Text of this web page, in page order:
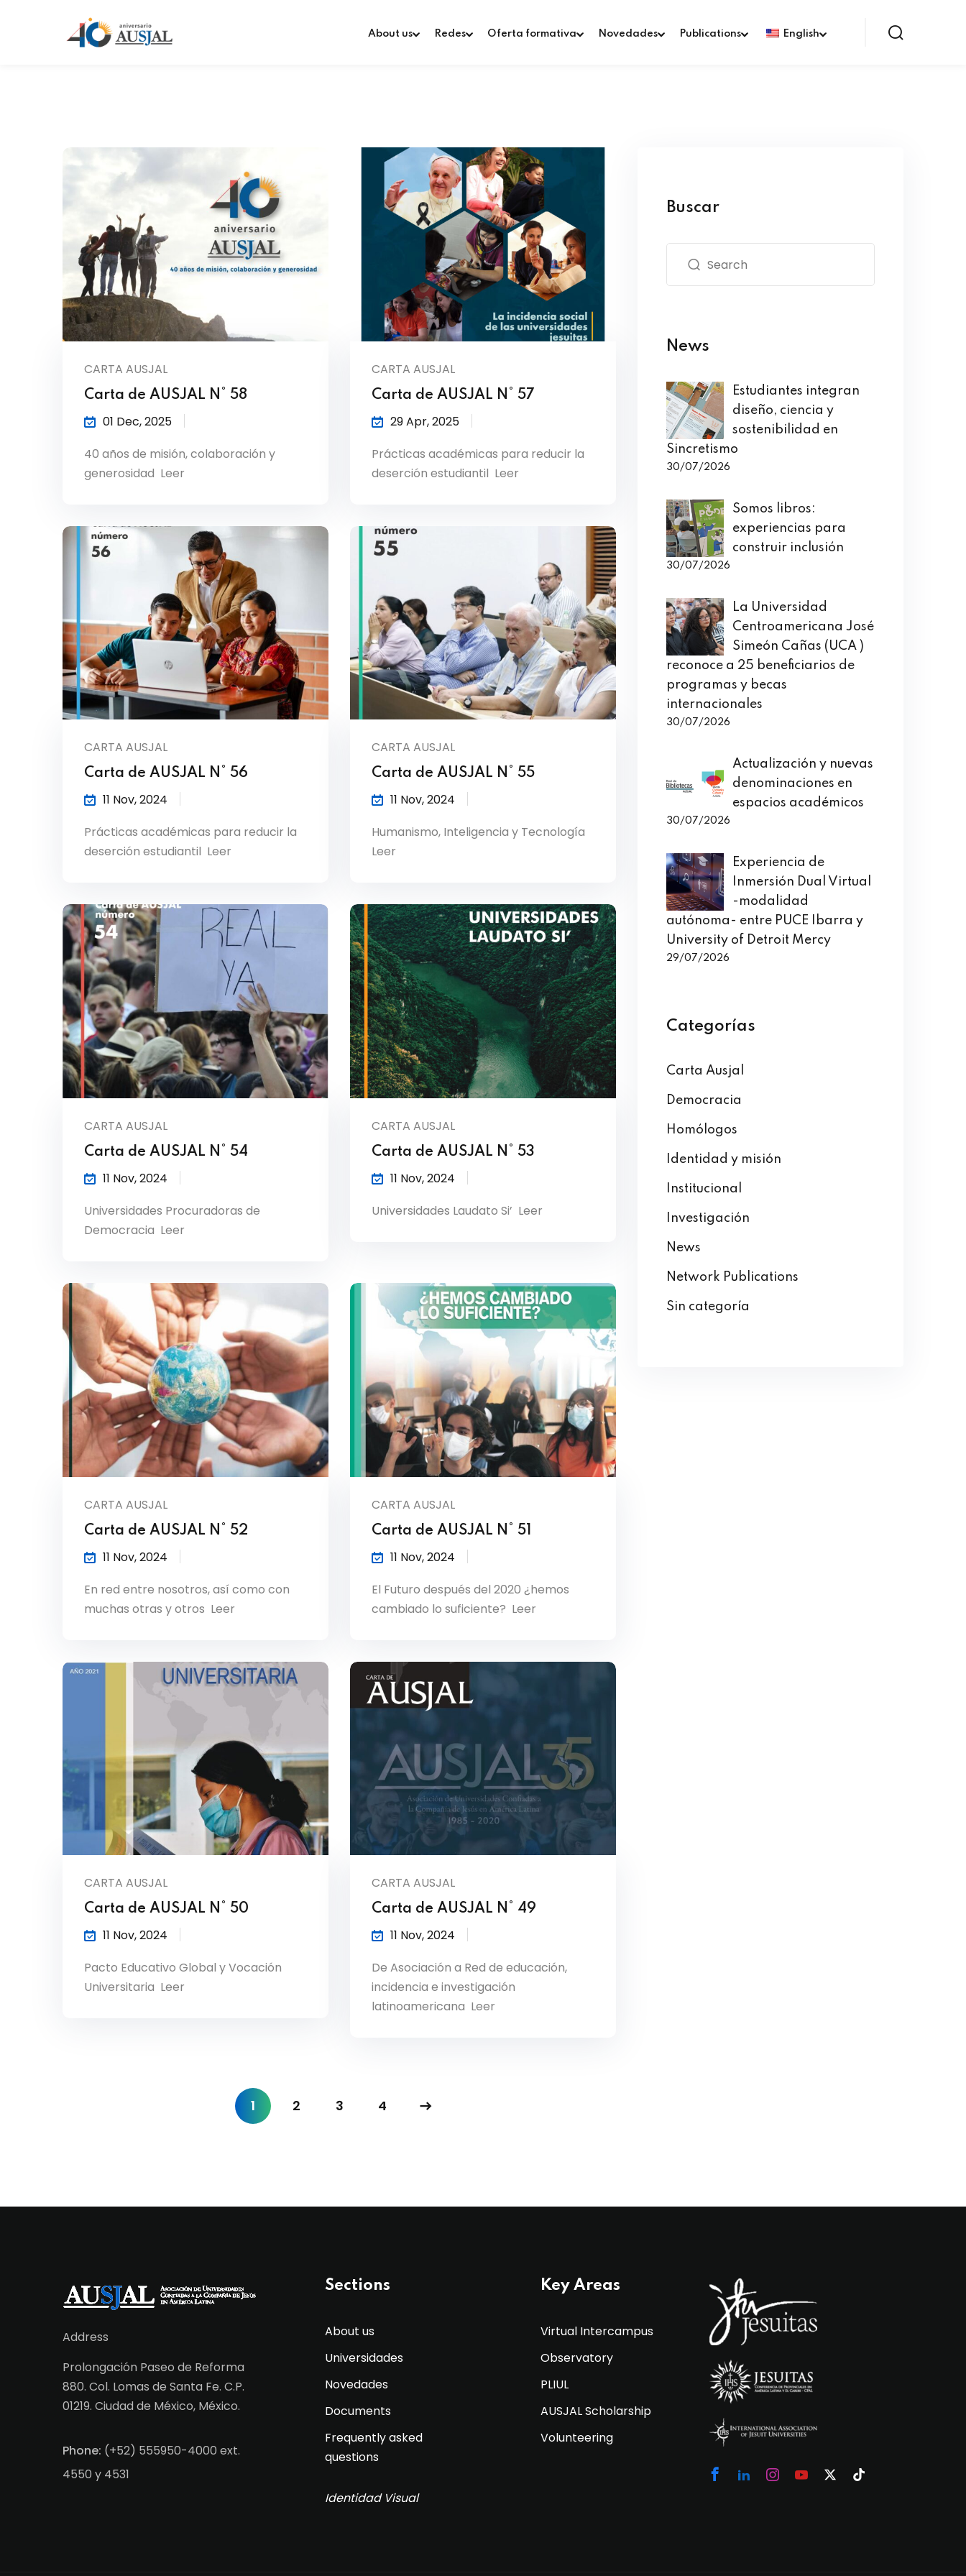
About us Redes Oferta formativa Novedades Publications English
CARTA AUSJAL
Carta de AUSJAL N° 58
01 Dec, 2025
40 años de misión, colaboración y
generosidad Leer
CARTA AUSJAL
Carta de AUSJAL N° 57
29 Apr, 2025
Prácticas académicas para reducir la
deserción estudiantil Leer
CARTA AUSJAL
Carta de AUSJAL N° 56
11 Nov, 2024
Prácticas académicas para reducir la
deserción estudiantil Leer
CARTA AUSJAL
Carta de AUSJAL N° 55
11 Nov, 2024
Humanismo, Inteligencia y Tecnología
Leer
CARTA AUSJAL
Carta de AUSJAL N° 54
11 Nov, 2024
Universidades Procuradoras de
Democracia Leer
CARTA AUSJAL
Carta de AUSJAL N° 53
11 Nov, 2024
Universidades Laudato Si’ Leer
CARTA AUSJAL
Carta de AUSJAL N° 52
11 Nov, 2024
En red entre nosotros, así como con
muchas otras y otros Leer
CARTA AUSJAL
Carta de AUSJAL N° 51
11 Nov, 2024
El Futuro después del 2020 ¿hemos
cambiado lo suficiente? Leer
CARTA AUSJAL
Carta de AUSJAL N° 50
11 Nov, 2024
Pacto Educativo Global y Vocación
Universitaria Leer
CARTA AUSJAL
Carta de AUSJAL N° 49
11 Nov, 2024
De Asociación a Red de educación,
incidencia e investigación
latinoamericana Leer
1 2 3 4
Buscar
News
Estudiantes integran
diseño, ciencia y
sostenibilidad en
Sincretismo
30/07/2026
Somos libros:
experiencias para
construir inclusión
30/07/2026
La Universidad
Centroamericana José
Simeón Cañas (UCA )
reconoce a 25 beneficiarios de
programas y becas
internacionales
30/07/2026
Actualización y nuevas
denominaciones en
espacios académicos
30/07/2026
Experiencia de
Inmersión Dual Virtual
-modalidad
autónoma- entre PUCE Ibarra y
University of Detroit Mercy
29/07/2026
Categorías
Carta Ausjal
Democracia
Homólogos
Identidad y misión
Institucional
Investigación
News
Network Publications
Sin categoría
Address
Prolongación Paseo de Reforma
880. Col. Lomas de Santa Fe. C.P.
01219. Ciudad de México, México.
Phone: (+52) 555950-4000 ext.
4550 y 4531
Sections
About us
Universidades
Novedades
Documents
Frequently asked
questions
Identidad Visual
Key Areas
Virtual Intercampus
Observatory
PLIUL
AUSJAL Scholarship
Volunteering